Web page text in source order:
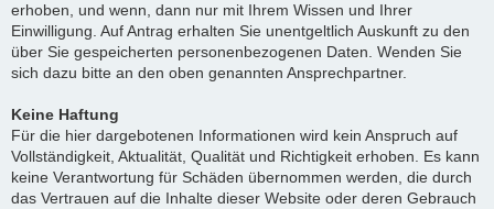
erhoben, und wenn, dann nur mit Ihrem Wissen und Ihrer
Einwilligung. Auf Antrag erhalten Sie unentgeltlich Auskunft zu den
über Sie gespeicherten personenbezogenen Daten. Wenden Sie
sich dazu bitte an den oben genannten Ansprechpartner.
Keine Haftung
Für die hier dargebotenen Informationen wird kein Anspruch auf
Vollständigkeit, Aktualität, Qualität und Richtigkeit erhoben. Es kann
keine Verantwortung für Schäden übernommen werden, die durch
das Vertrauen auf die Inhalte dieser Website oder deren Gebrauch